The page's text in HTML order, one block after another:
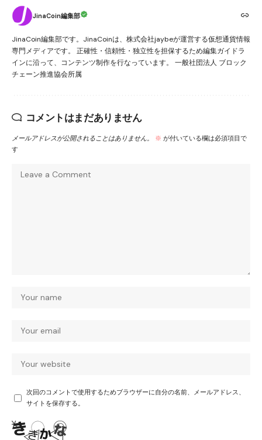
JinaCoin編集部
JinaCoin編集部です。JinaCoinは、株式会社jaybeが運営する仮想通貨情報
専門メディアです。 正確性・信頼性・独立性を担保するため編集ガイドラ
インに沿って、コンテンツ制作を行なっています。 一般社団法人 ブロック
チェーン推進協会所属
コメントはまだありません
メールアドレスが公開されることはありません。 ※ が付いている欄は必須項目で
す
次回のコメントで使用するためブラウザーに自分の名前、メールアドレス、
サイトを保存する。